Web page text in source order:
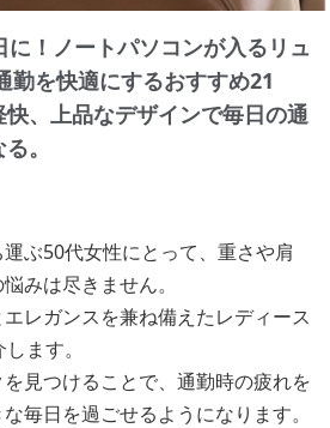
に！ノートパソコンが入るリュ
勤を快適にするおすすめ21
、上品なデザインで毎日の通
。
ぶ50代女性にとって、重さや肩
みは尽きません。
レガンスを兼ね備えたレディース
ます。
見つけることで、通勤時の疲れを
毎日を過ごせるようになります。